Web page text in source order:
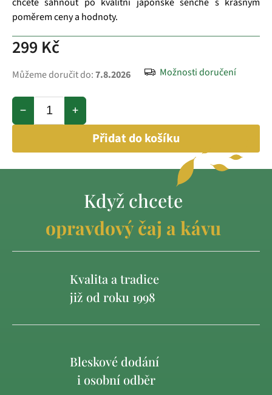
299 Kč
Můžeme doručit do:7.8.2026 Možnosti doručení
+
−
Přidat do košíku
poměrem ceny a hodnoty.
Když chcete
opravdový čaj a kávu
Kvalita a tradice
již od roku 1998
Bleskové dodání
i osobní odběr